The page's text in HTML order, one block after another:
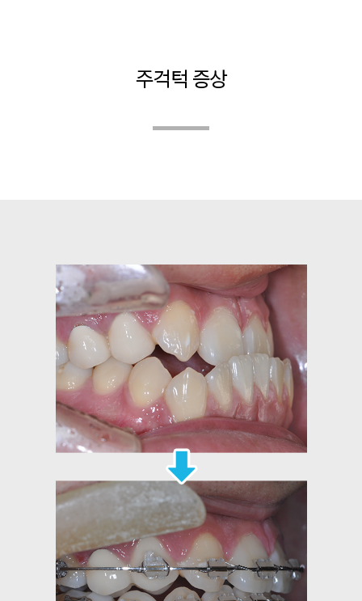
주걱턱 증상